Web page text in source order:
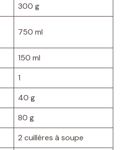
300 g
750 ml
150 ml
1
40 g
80 g
2 cuillères à soupe